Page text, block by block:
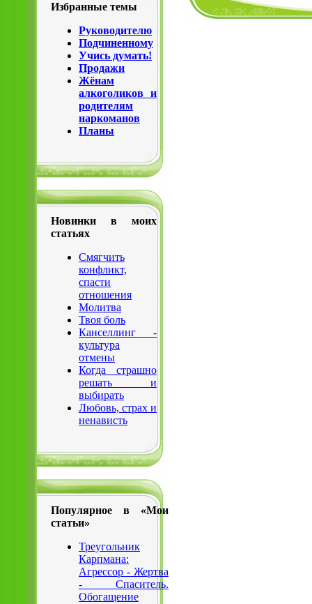
Избранные темы
Руководителю
Подчиненному
Учись думать!
Продажи
Жёнам
алкоголиков и
родителям
наркоманов
Планы
Новинки в моих
статьях
Смягчить
конфликт,
спасти
отношения
Молитва
Твоя боль
Канселлинг -
культура
отмены
Когда страшно
решать и
выбирать
Любовь, страх и
ненависть
Популярное в «Мои
статьи»
Треугольник
Карпмана:
Агрессор - Жертва
- Спаситель.
Обогащение